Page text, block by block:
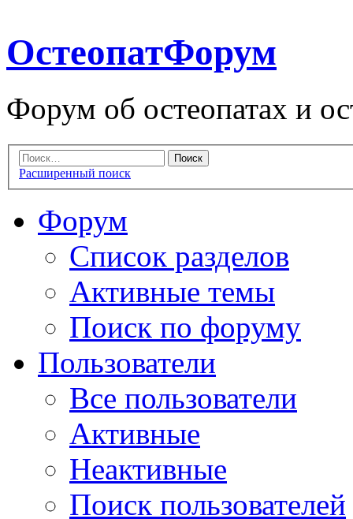
ОстеопатФорум
Форум об остеопатах и
Расширенный поиск
Форум
Список разделов
Активные темы
Поиск по форуму
Пользователи
Все пользователи
Активные
Неактивные
Поиск пользователей